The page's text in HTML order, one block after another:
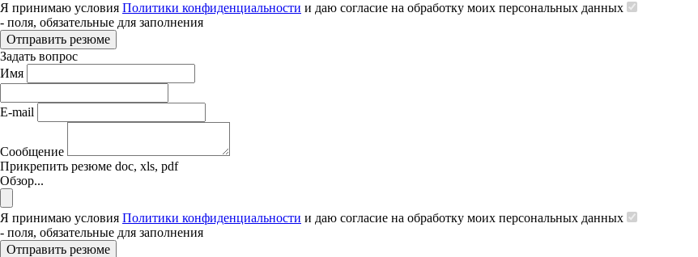
Я принимаю условия Политики конфиденциальности и даю согласие на обработку моих персональных данных
- поля, обязательные для заполнения
Отправить резюме
Задать вопрос
Имя
E-mail
Сообщение
Прикрепить резюме doc, xls, pdf
Обзор...
Я принимаю условия Политики конфиденциальности и даю согласие на обработку моих персональных данных
- поля, обязательные для заполнения
Отправить резюме